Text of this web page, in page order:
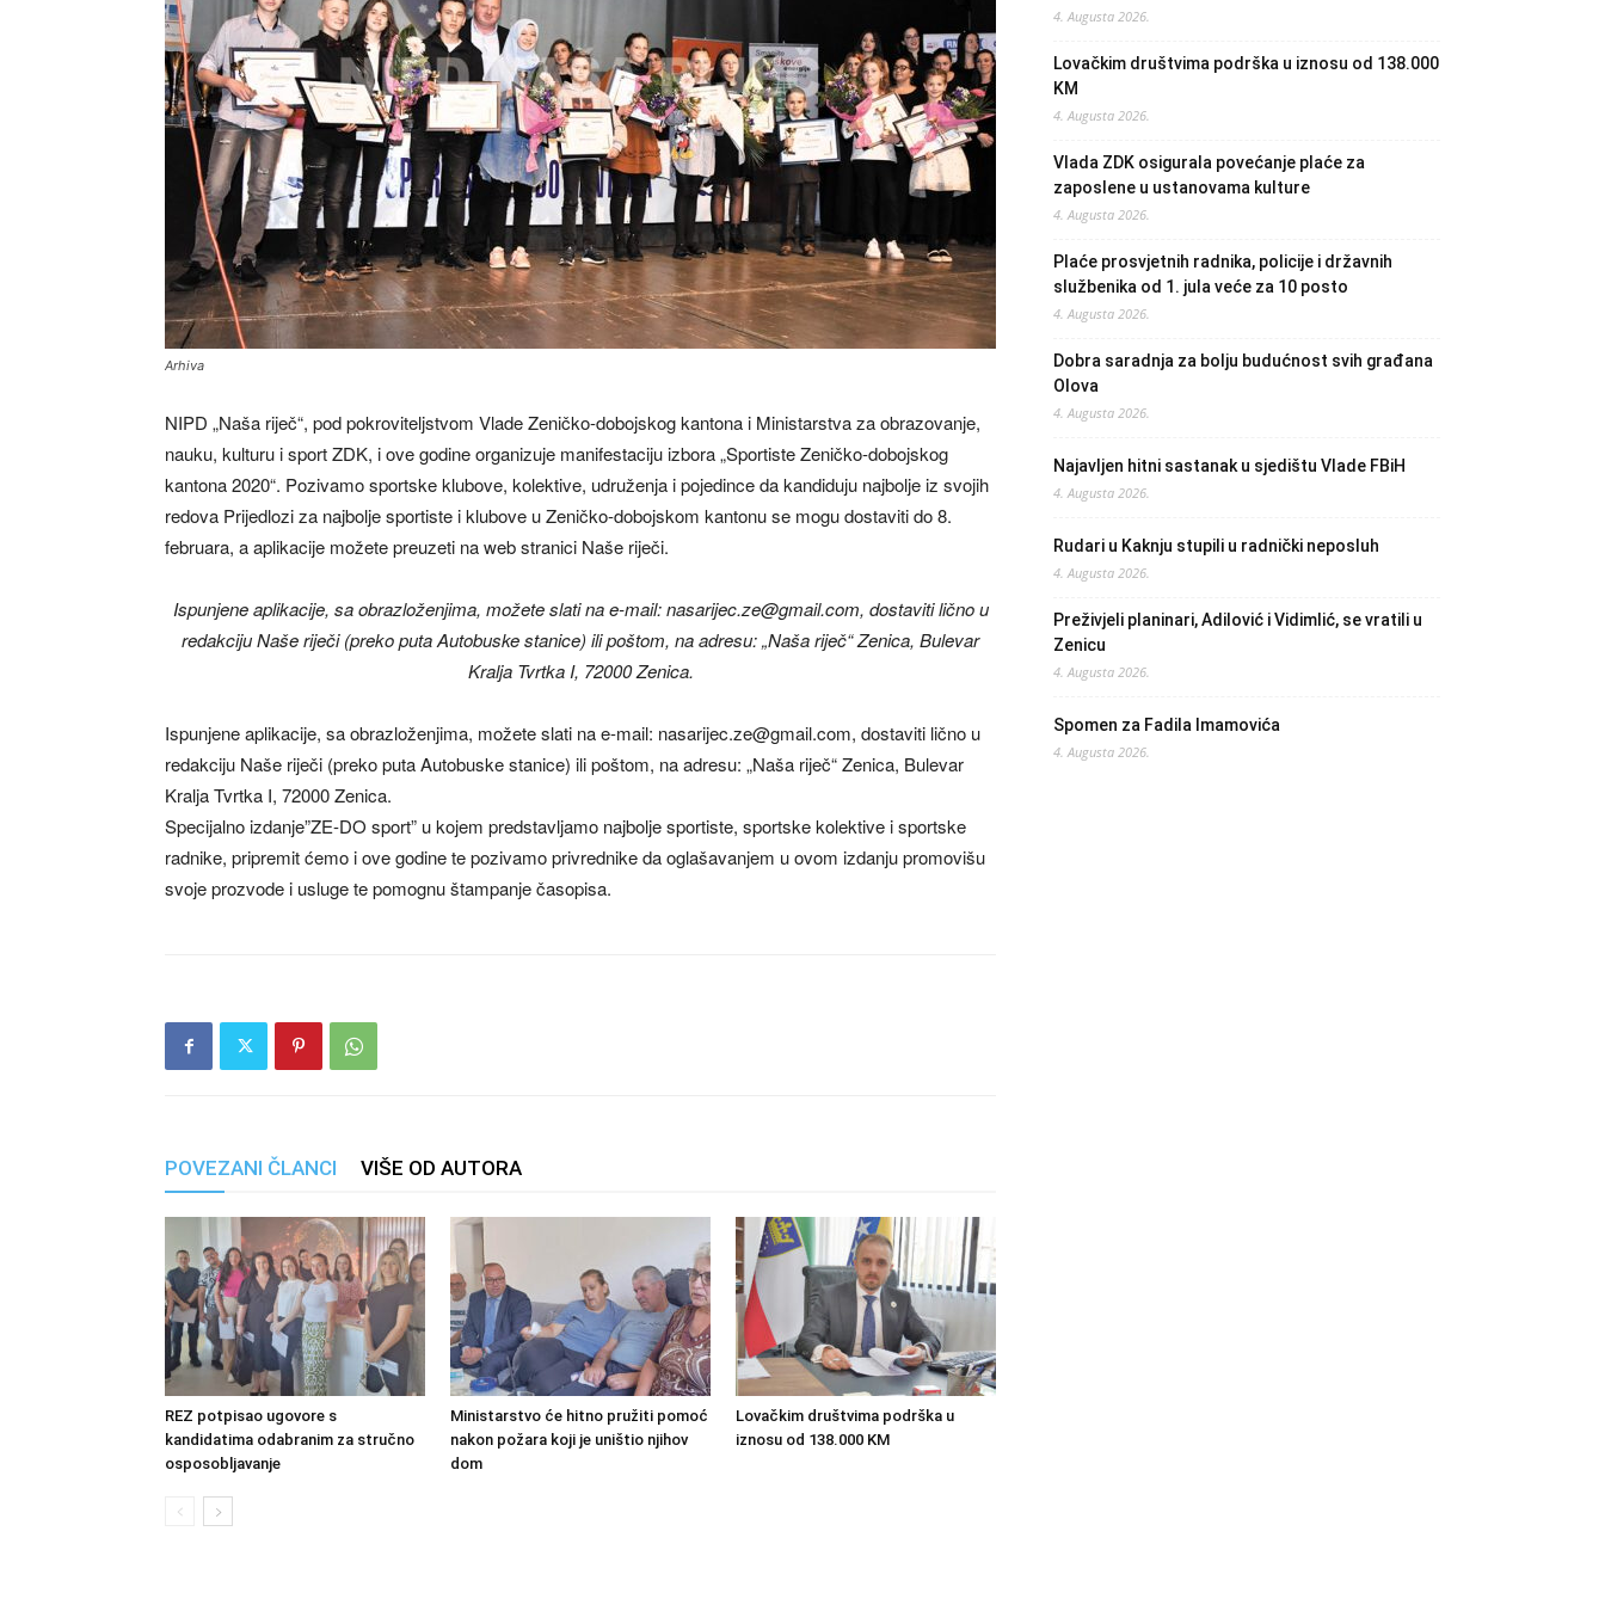
Arhiva
NIPD „Naša riječ“, pod pokroviteljstvom Vlade Zeničko-dobojskog kantona i Ministarstva za obrazovanje,
nauku, kulturu i sport ZDK, i ove godine organizuje manifestaciju izbora „Sportiste Zeničko-dobojskog
kantona 2020“. Pozivamo sportske klubove, kolektive, udruženja i pojedince da kandiduju najbolje iz svojih
redova Prijedlozi za najbolje sportiste i klubove u Zeničko-dobojskom kantonu se mogu dostaviti do 8.
februara, a aplikacije možete preuzeti na web stranici Naše riječi.
Ispunjene aplikacije, sa obrazloženjima, možete slati na e-mail:nasarijec.ze@gmail.com, dostaviti lično u
redakciju Naše riječi (preko puta Autobuske stanice) ili poštom, na adresu: „Naša riječ“ Zenica, Bulevar
Kralja Tvrtka I, 72000 Zenica.
Ispunjene aplikacije, sa obrazloženjima, možete slati na e-mail: nasarijec.ze@gmail.com, dostaviti lično u
redakciju Naše riječi (preko puta Autobuske stanice) ili poštom, na adresu: „Naša riječ“ Zenica, Bulevar
Kralja Tvrtka I, 72000 Zenica.
Specijalno izdanje”ZE-DO sport” u kojem predstavljamo najbolje sportiste, sportske kolektive i sportske
radnike, pripremit ćemo i ove godine te pozivamo privrednike da oglašavanjem u ovom izdanju promovišu
svoje prozvode i usluge te pomognu štampanje časopisa.
POVEZANI ČLANCI VIŠE OD AUTORA
REZ potpisao ugovore s
kandidatima odabranim za stručno
osposobljavanje
Ministarstvo će hitno pružiti pomoć
nakon požara koji je uništio njihov
dom
Lovačkim društvima podrška u
iznosu od 138.000 KM
4. Augusta 2026.
Lovačkim društvima podrška u iznosu od 138.000
KM
4. Augusta 2026.
Vlada ZDK osigurala povećanje plaće za
zaposlene u ustanovama kulture
4. Augusta 2026.
Plaće prosvjetnih radnika, policije i državnih
službenika od 1. jula veće za 10 posto
4. Augusta 2026.
Dobra saradnja za bolju budućnost svih građana
Olova
4. Augusta 2026.
Najavljen hitni sastanak u sjedištu Vlade FBiH
4. Augusta 2026.
Rudari u Kaknju stupili u radnički neposluh
4. Augusta 2026.
Preživjeli planinari, Adilović i Vidimlić, se vratili u
Zenicu
4. Augusta 2026.
Spomen za Fadila Imamovića
4. Augusta 2026.